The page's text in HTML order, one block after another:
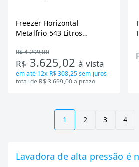
Freezer Horizontal
Metalfrio 543 Litros
Tecnologia Inverter, Branco,
Bivolt
R$ 4.299,00
R$ 3.625,02à vista
em até 12x R$ 308,25sem juros
total de R$ 3.699,00 a prazo
1 2 3 4
Lavadora de alta pressão é